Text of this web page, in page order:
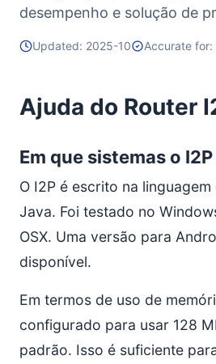
Como posso acessar o console
Como posso usar aplicações de
Como faço para acessar IRC,
serviços na Internet normal?
Meu roteador está ativo há
zero ou muito poucas conexões
Como faço o reseed
Privacidade-Segurança
O meu router é um “nó de
Internet regular? Não quero que
É fácil detectar o uso do I2P
rede?
É seguro usar o I2P?
Vejo endereços IP de todos os
desempenho e solução de
Updated: 2025-10 Accurate for:
Ajuda do Router
Em que sistemas o
O I2P é escrito na
Java. Foi testado no
OSX. Uma versão para
disponível.
Em termos de uso de
configurado para usar 128
padrão. Isso é suficiente